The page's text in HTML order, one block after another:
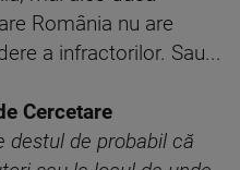
România nu are
a infractorilor. Sau...
e Cercetare
destul de probabil că